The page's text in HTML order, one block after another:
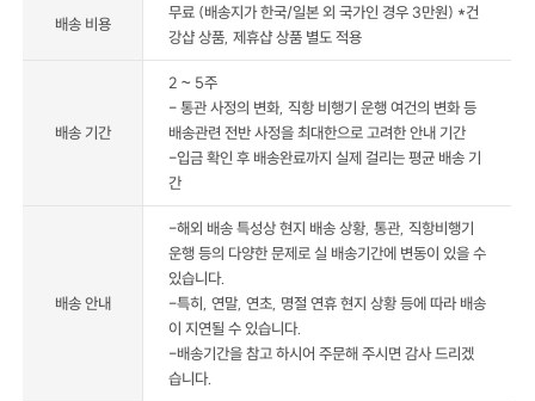
배송 비용
무료 (배송지가 한국/일본 외 국가인 경우 3만원) *건
강샵 상품, 제휴샵 상품 별도 적용
배송 기간
2 ~ 5주
- 통관 사정의 변화, 직항 비행기 운행 여건의 변화 등
배송관련 전반 사정을 최대한으로 고려한 안내 기간
-입금 확인 후 배송완료까지 실제 걸리는 평균 배송 기
간
배송 안내
-해외 배송 특성상 현지 배송 상황, 통관, 직항비행기
운행 등의 다양한 문제로 실 배송기간에 변동이 있을 수
있습니다.
-특히, 연말, 연초, 명절 연휴 현지 상황 등에 따라 배송
이 지연될 수 있습니다.
-배송기간을 참고 하시어 주문해 주시면 감사 드리겠
습니다.